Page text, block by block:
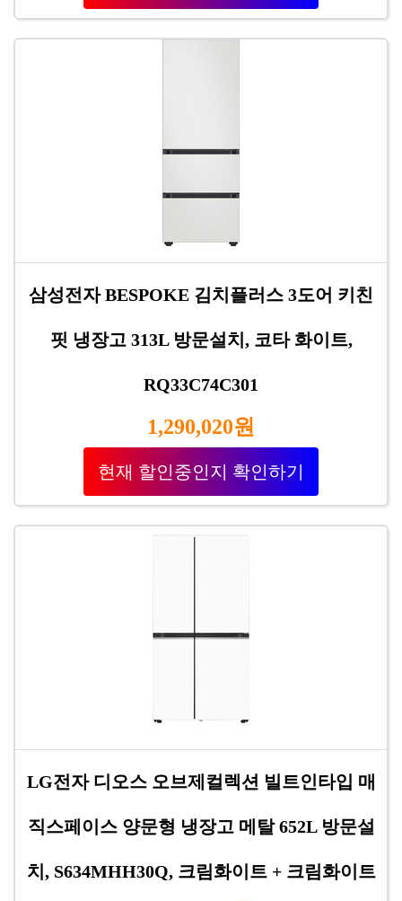
삼성전자 BESPOKE 김치플러스 3도어 키친
핏 냉장고 313L 방문설치, 코타 화이트,
RQ33C74C301
1,290,020원
현재 할인중인지 확인하기
LG전자 디오스 오브제컬렉션 빌트인타입 매
직스페이스 양문형 냉장고 메탈 652L 방문설
치, S634MHH30Q, 크림화이트 + 크림화이트